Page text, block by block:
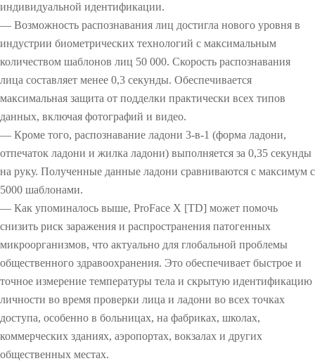
индивидуальной идентификации.
— Возможность распознавания лиц достигла нового уровня в
индустрии биометрических технологий с максимальным
количеством шаблонов лиц 50 000. Скорость распознавания
лица составляет менее 0,3 секунды. Обеспечивается
максимальная защита от подделки практически всех типов
данных, включая фотографий и видео.
— Кроме того, распознавание ладони 3-в-1 (форма ладони,
отпечаток ладони и жилка ладони) выполняется за 0,35 секунды
на руку. Полученные данные ладони сравниваются с максимум с
5000 шаблонами.
— Как упоминалось выше, ProFace X [TD] может помочь
снизить риск заражения и распространения патогенных
микроорганизмов, что актуально для глобальной проблемы
общественного здравоохранения. Это обеспечивает быстрое и
точное измерение температуры тела и скрытую идентификацию
личности во время проверки лица и ладони во всех точках
доступа, особенно в больницах, на фабриках, школах,
коммерческих зданиях, аэропортах, вокзалах и других
общественных местах.